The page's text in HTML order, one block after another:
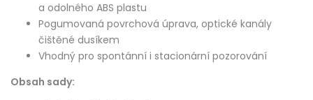
a odolného ABS plastu
Pogumovaná povrchová úprava, optické kanály
čištěné dusíkem
Vhodný pro spontánní i stacionární pozorování
Obsah sady: